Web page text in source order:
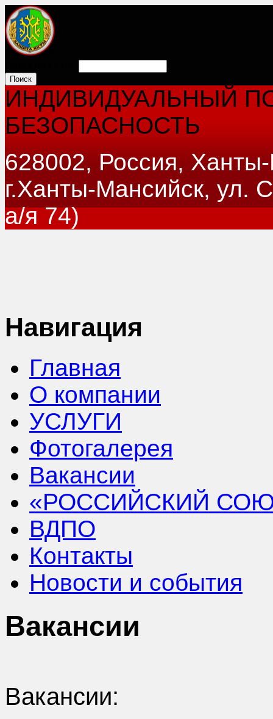
ИНДИВИДУАЛЬНЫЙ
БЕЗОПАСНОСТЬ
628002, Россия,
г.Ханты-Мансийск, ул.
а/я 74)
Навигация
Главная
О компании
УСЛУГИ
Фотогалерея
Вакансии
«РОССИЙСКИЙ
ВДПО
Контакты
Новости и события
Вакансии
Вакансии: